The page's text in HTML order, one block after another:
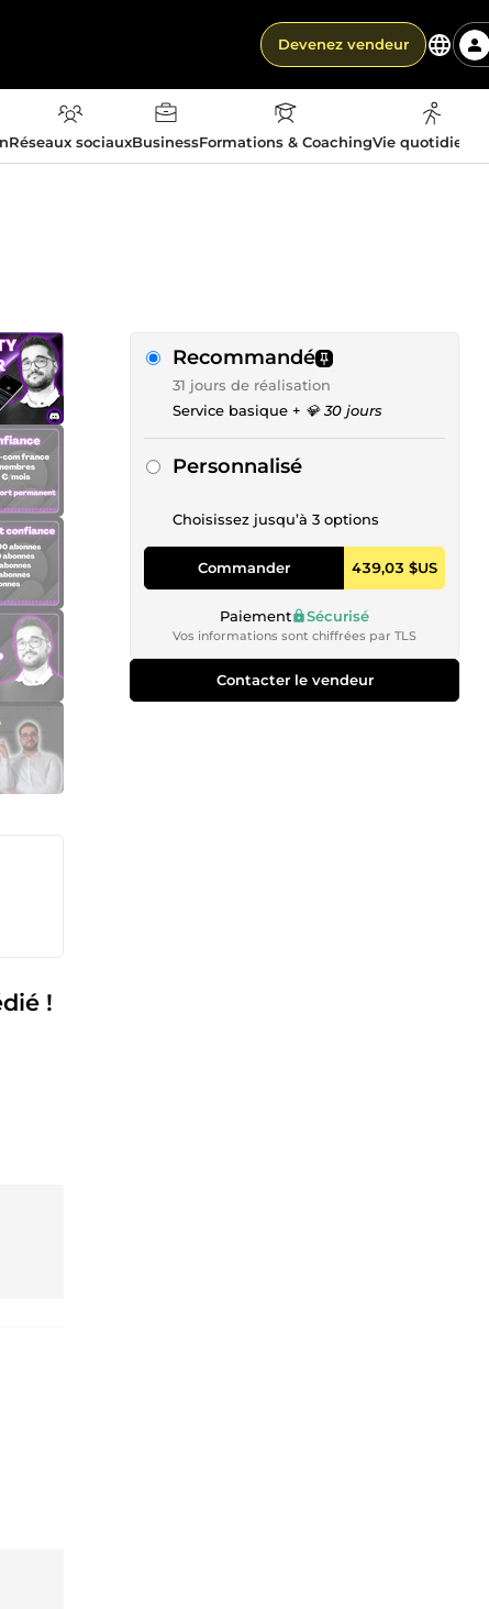
Devenez vendeur
Réseaux sociauxBusinessFormations & CoachingVie
!
Recommandé
31 jours de réalisation
Service basique + 💎 30 jours
Personnalisé
Choisissez jusqu’à 3 options
Commander 439,03 $US
Paiement Sécurisé
Vos informations sont chiffrées par TLS
Contacter le vendeur